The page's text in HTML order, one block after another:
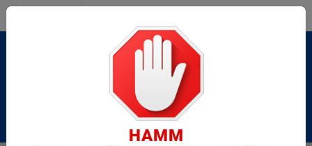
Pesquisar Notícia
HAMM